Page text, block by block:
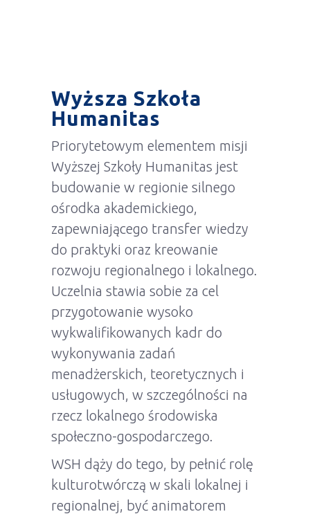
Wyższa Szkoła
Humanitas
Priorytetowym elementem misji
Wyższej Szkoły Humanitas jest
budowanie w regionie silnego
ośrodka akademickiego,
zapewniającego transfer wiedzy
do praktyki oraz kreowanie
rozwoju regionalnego i lokalnego.
Uczelnia stawia sobie za cel
przygotowanie wysoko
wykwalifikowanych kadr do
wykonywania zadań
menadżerskich, teoretycznych i
usługowych, w szczególności na
rzecz lokalnego środowiska
społeczno-gospodarczego.
WSH dąży do tego, by pełnić rolę
kulturotwórczą w skali lokalnej i
regionalnej, być animatorem